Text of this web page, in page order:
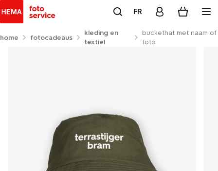
FR
home fotocadeaus
kleding en
textiel
buckethat met naam of
foto